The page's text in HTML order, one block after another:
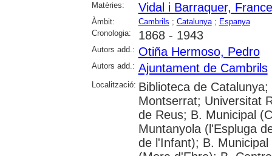
Matèries:
Vidal i Barraquer,
Àmbit: Cambrils ; Catalunya; Espanya
Cronologia:
1868 - 1943
Autors add.: Otiña Hermoso, Pedro
Autors add.: Ajuntament de Cambrils
Localització: Biblioteca de
Montserrat; Universitat
de Reus; B. Municipal
Muntanyola (l'Espluga
de l'Infant); B.